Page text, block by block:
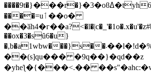
����9t�}���r�}�3�oϐߡ�tyh6
����=uٲ��o�
��ox�3�sȗ6�u}
�,b�a1wbw���}s��܁��l�!d�%����$�o�tv�u�k81�f۪�'�_���o��3����1�a[/
��(s]qu��� �9q��}�qd��z
�yheƪ�{���<.��